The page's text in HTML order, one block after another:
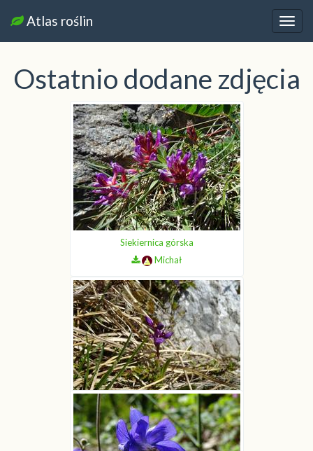
Atlas roślin
Ostatnio dodane zdjęcia
Siekiernica górska
Michał
Storczyk męski
Michał J